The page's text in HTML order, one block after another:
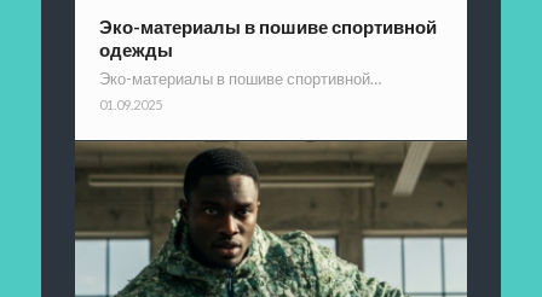
Эко-материалы в пошиве спортивной
одежды
Эко-материалы в пошиве спортивной…
01.09.2025